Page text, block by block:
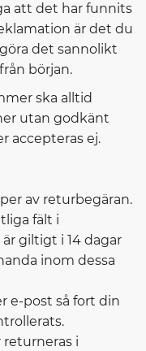
att det har funnits
är det du
det sannolikt
början.
ska alltid
utan godkänt
accepteras ej.
av returbegäran.
fält i
giltigt i 14 dagar
inom dessa
e-post så fort din
returneras i